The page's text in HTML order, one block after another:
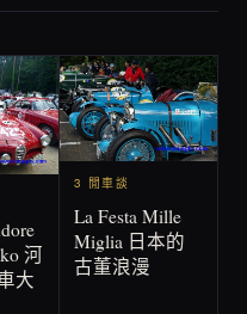
河
大
3 閒車談
La Festa Mille
Miglia 日本的
古董浪漫